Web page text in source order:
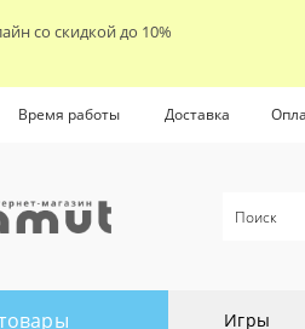
со скидкой до 10%
Время работы Доставка
Игры